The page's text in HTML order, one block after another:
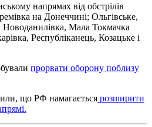
напрямах від обстрілів
на Донеччині; Ольгівське,
Новоданилівка, Мала Токмачка
Республіканець, Козацьке і
прорвати оборону поблизу
що РФ намагається розширити